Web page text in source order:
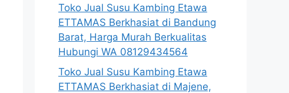
Toko Jual Susu Kambing Etawa
ETTAMAS Berkhasiat di Bandung
Barat, Harga Murah Berkualitas
Hubungi WA 08129434564
Toko Jual Susu Kambing Etawa
ETTAMAS Berkhasiat di Majene,